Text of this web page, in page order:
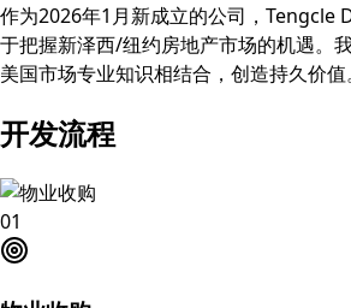
作为2026年1月新成立的公司，Tengcle
于把握新泽西/纽约房地产市场的机遇。
美国市场专业知识相结合，创造持久价值。
开发流程
01